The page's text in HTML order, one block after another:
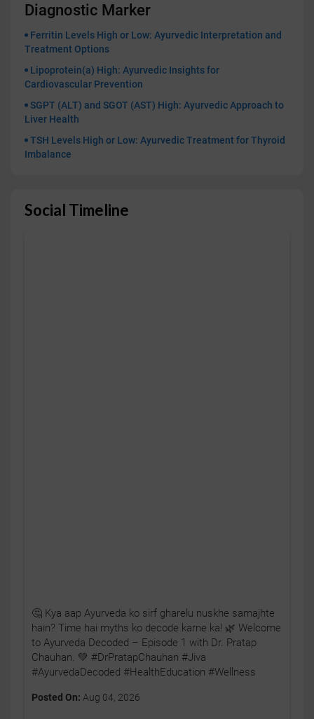
Diagnostic Marker
Ferritin Levels High or Low: Ayurvedic Interpretation and
Treatment Options
Lipoprotein(a) High: Ayurvedic Insights for
Cardiovascular Prevention
SGPT (ALT) and SGOT (AST) High: Ayurvedic Approach to
Liver Health
TSH Levels High or Low: Ayurvedic Treatment for Thyroid
Imbalance
Social Timeline
🤔 Kya aap Ayurveda ko sirf gharelu nuskhe samajhte
hain? Time hai myths ko decode karne ka! 🌿 Welcome
to Ayurveda Decoded – Episode 1 with Dr. Pratap
Chauhan. 💚 #DrPratapChauhan #Jiva
#AyurvedaDecoded #HealthEducation #Wellness
Posted On: Aug 04, 2026